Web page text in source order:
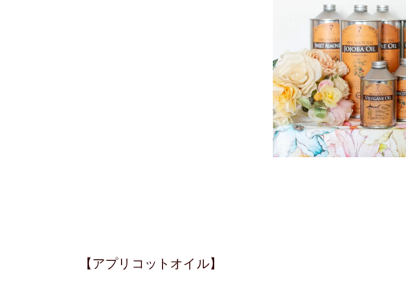
【アプリコットオイル】